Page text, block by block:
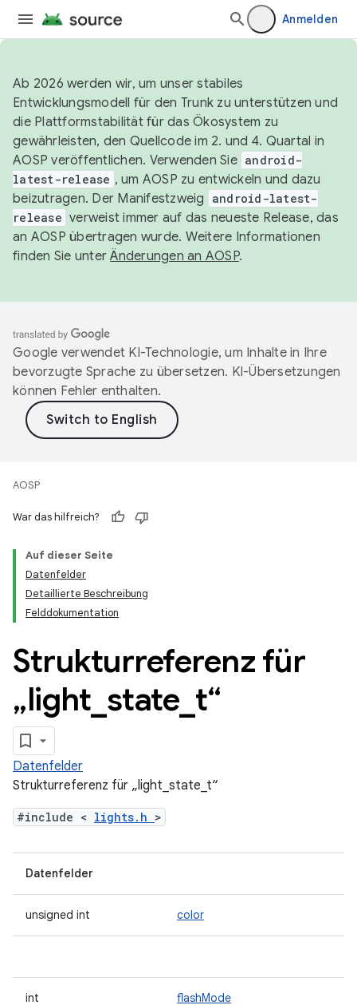
Anmelden
Ab 2026 werden wir, um unser stabiles
Entwicklungsmodell für den Trunk zu unterstützen und
die Plattformstabilität für das Ökosystem zu
gewährleisten, den Quellcode im 2. und 4. Quartal in
AOSP veröffentlichen. Verwenden Sie android-
latest-release , um AOSP zu entwickeln und dazu
beizutragen. Der Manifestzweig
android-latest-
release verweist immer auf das neueste Release, das
an AOSP übertragen wurde. Weitere Informationen
finden Sie unterÄnderungen an AOSP.
Google verwendet KI-Technologie, um Inhalte in Ihre
bevorzugte Sprache zu übersetzen. KI-Übersetzungen
können Fehler enthalten.
AOSP
War das hilfreich?
Auf dieser Seite
Datenfelder
Detaillierte Beschreibung
Felddokumentation
Strukturreferenz für
„light state t“
Datenfelder
Strukturreferenz für „light_state_t“
#include < lights.h >
Datenfelder
unsigned int color
int flashMode